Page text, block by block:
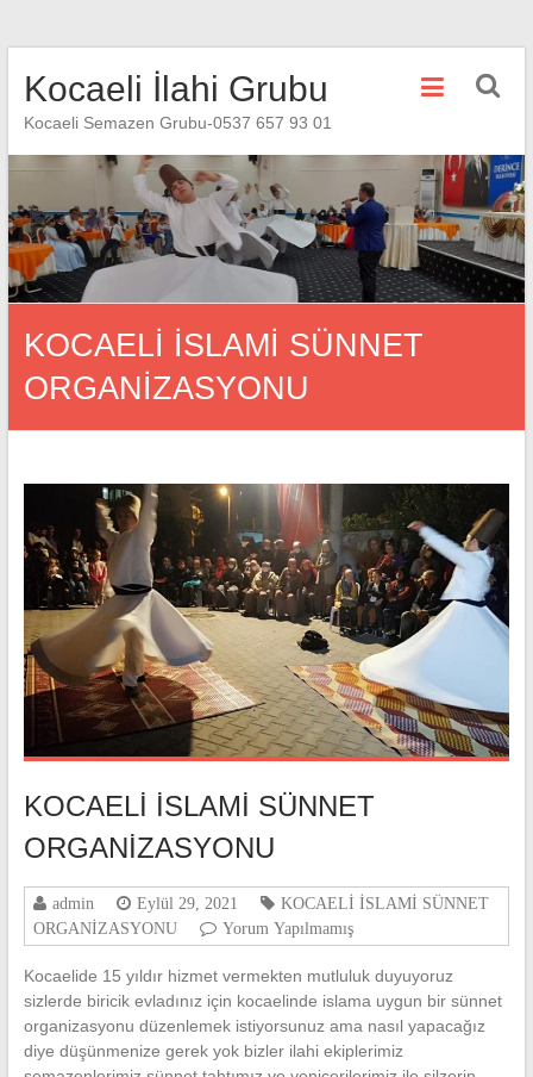
Kocaeli İlahi Grubu
Kocaeli Semazen Grubu-0537 657 93 01
KOCAELİ İSLAMİ SÜNNET
ORGANİZASYONU
KOCAELİ İSLAMİ SÜNNET
ORGANİZASYONU
admin Eylül 29, 2021
KOCAELİ İSLAMİ SÜNNET
ORGANİZASYONU
Yorum Yapılmamış
Kocaelide 15 yıldır hizmet vermekten mutluluk duyuyoruz
sizlerde biricik evladınız için kocaelinde islama uygun bir sünnet
organizasyonu düzenlemek istiyorsunuz ama nasıl yapacağız
diye düşünmenize gerek yok bizler ilahi ekiplerimiz